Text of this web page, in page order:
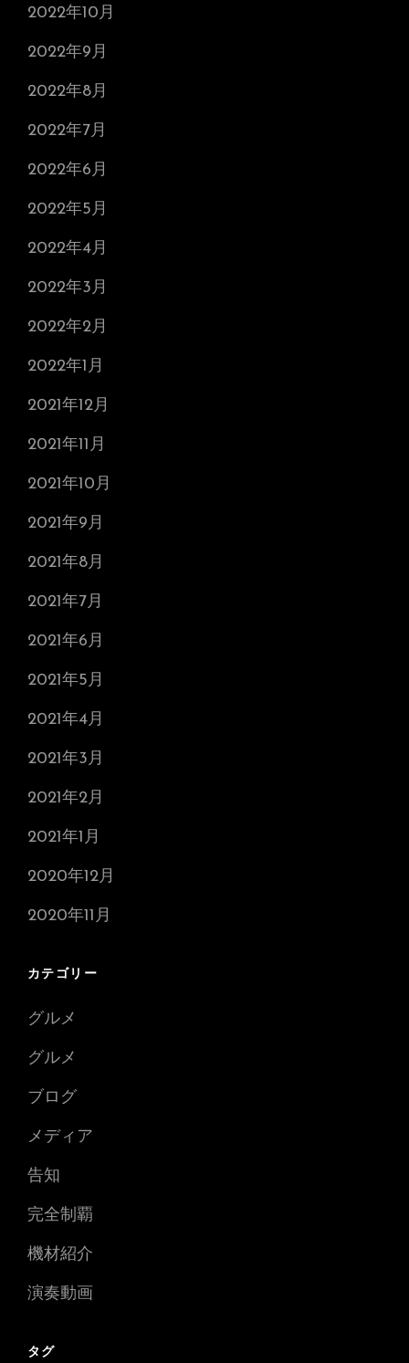
2022年10月
2022年9月
2022年8月
2022年7月
2022年6月
2022年5月
2022年4月
2022年3月
2022年2月
2022年1月
2021年12月
2021年11月
2021年10月
2021年9月
2021年8月
2021年7月
2021年6月
2021年5月
2021年4月
2021年3月
2021年2月
2021年1月
2020年12月
2020年11月
カテゴリー
グルメ
グルメ
ブログ
メディア
告知
完全制覇
機材紹介
演奏動画
タグ